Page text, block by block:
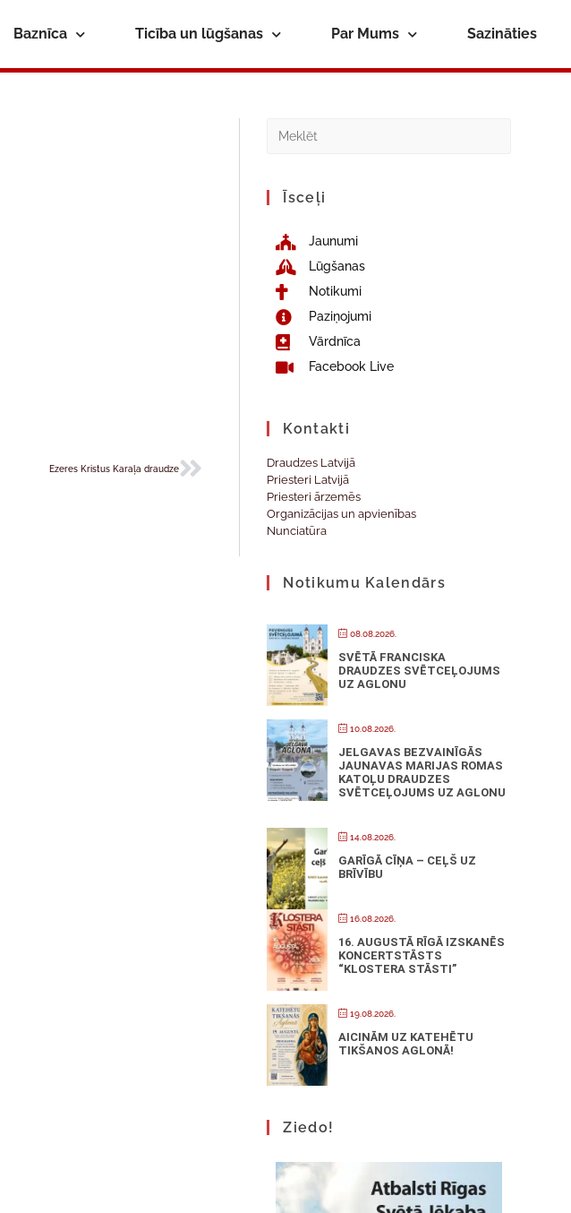
Baznīca Ticība un lūgšanas Par Mums Sazināties
Ezeres Kristus Karaļa draudze
Īsceļi
Jaunumi
Lūgšanas
Notikumi
Paziņojumi
Vārdnīca
Facebook Live
Kontakti
Draudzes Latvijā
Priesteri Latvijā
Priesteri ārzemēs
Organizācijas un apvienības
Nunciatūra
Notikumu Kalendārs
08.08.2026.
SVĒTĀ FRANCISKA
DRAUDZES SVĒTCEĻOJUMS
UZ AGLONU
10.08.2026.
JELGAVAS BEZVAINĪGĀS
JAUNAVAS MARIJAS ROMAS
KATOĻU DRAUDZES
SVĒTCEĻOJUMS UZ AGLONU
14.08.2026.
GARĪGĀ CĪŅA – CEĻŠ UZ
BRĪVĪBU
16.08.2026.
16. AUGUSTĀ RĪGĀ IZSKANĒS
KONCERTSTĀSTS
“KLOSTERA STĀSTI”
19.08.2026.
AICINĀM UZ KATEHĒTU
TIKŠANOS AGLONĀ!
Ziedo!